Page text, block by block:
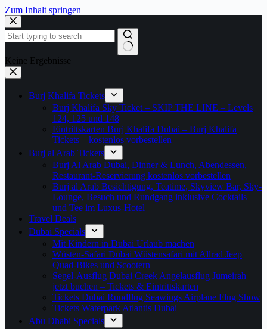
Zum Inhalt springen
Keine Ergebnisse
Burj Khalifa Tickets
Burj Khalifa Sky Ticket – SKIP THE LINE – Levels
124, 125 und 148
Eintrittskarten Burj Khalifa Dubai – Burj Khalifa
Tickets – kostenlos vorbestellen
Burj al Arab Tickets
Burj Al Arab Dubai, Dinner & Lunch, Abendessen,
Restaurant-Reservierung kostenlos vorbestellen
Burj al Arab Besichtigung, Teatime, Skyview Bar, Sky-
Lounge, Besuch und Rundgang inklusive Cocktails
und Tee im Luxus-Hotel
Travel Deals
Dubai Specials
Mit Kindern in Dubai Urlaub machen
Wüsten-Safari Dubai Wüstensafari mit Allrad Jeep
Quad-Bikes und Scootern
Segel-Ausflug Dubai Creek Angelausflug Jumeirah –
jetzt buchen – Tickets & Eintrittskarten
Tickets Dubai Rundflug Seawings Airplane Flug Show
Tickets Waterpark Atlantis Dubai
Abu Dhabi Specials